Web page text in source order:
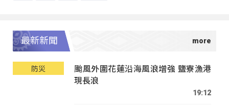
最新新聞
防災
颱風外圍花蓮沿海風浪增強 鹽寮漁港
現長浪
19:12